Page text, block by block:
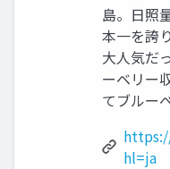
島。⽇照
本⼀を誇
⼤⼈気だ
ーベリー
てブルー
hl=ja